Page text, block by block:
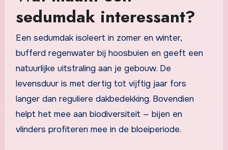
sedumdak interessant?
Een sedumdak isoleert in zomer en winter,
bufferd regenwater bij hoosbuien en geeft een
natuurlijke uitstraling aan je gebouw. De
levensduur is met dertig tot vijftig jaar fors
langer dan reguliere dakbedekking. Bovendien
helpt het mee aan biodiversiteit — bijen en
vlinders profiteren mee in de bloeiperiode.